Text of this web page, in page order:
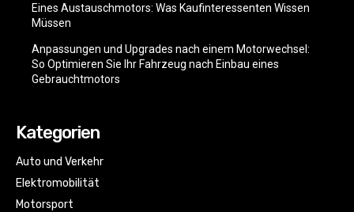
Eines Austauschmotors: Was Kaufinteressenten Wissen
Müssen
Anpassungen und Upgrades nach einem Motorwechsel:
So Optimieren Sie Ihr Fahrzeug nach Einbau eines
Gebrauchtmotors
Kategorien
Auto und Verkehr
Elektromobilität
Motorsport